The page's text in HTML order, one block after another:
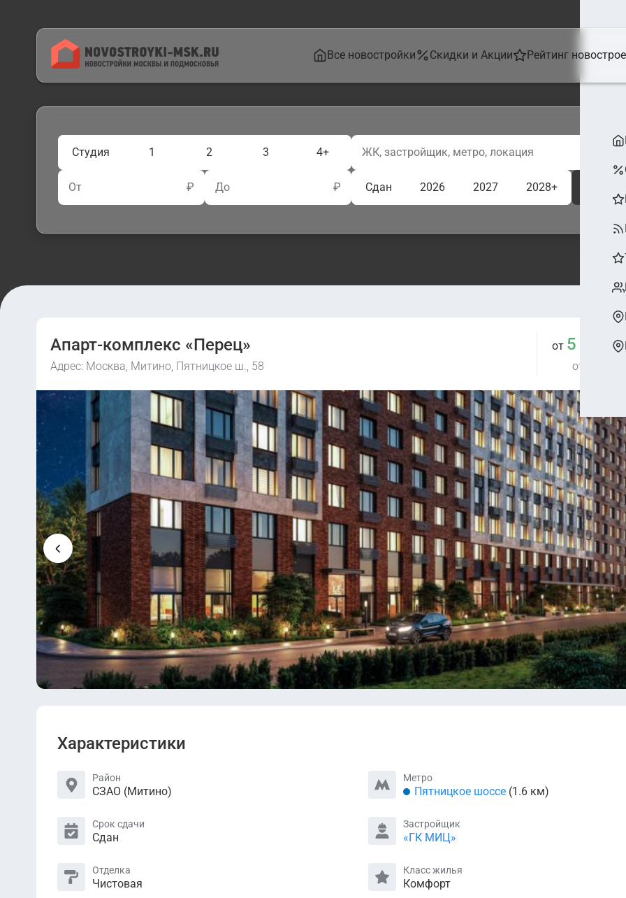
Все новостройки Скидки и Акции Рейтинг
Студия 1 2 3 4+
От ₽ До ₽ Сдан 2026 2027 2028+
Апарт-комплекс «Перец»
Адрес: Москва, Митино, Пятницкое ш., 58
от 5 909
от 288
Характеристики
Район
СЗАО (Митино)
Метро
Пятницкое шоссе(1.6 км)
Срок сдачи
Сдан
Застройщик
«ГК МИЦ»
Отделка
Чистовая
Класс жилья
Комфорт